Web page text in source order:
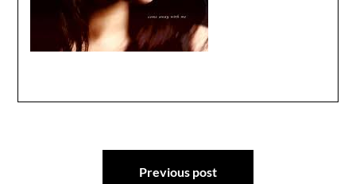
Navigation
Previous post